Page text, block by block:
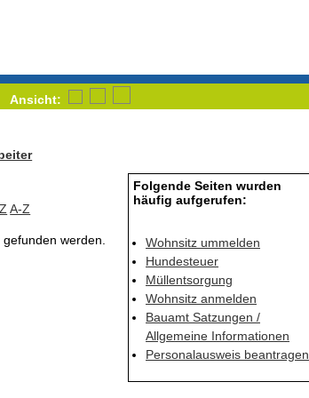
Ansicht:
Folgende Seiten wurden
häufig aufgerufen:
Wohnsitz ummelden
Hundesteuer
Müllentsorgung
Wohnsitz anmelden
Bauamt Satzungen /
Allgemeine Informationen
Personalausweis beantragen
Z A-Z
werden.